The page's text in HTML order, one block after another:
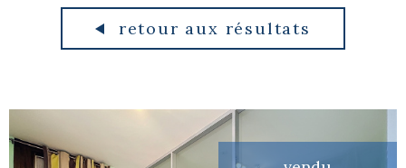
retour aux résultats